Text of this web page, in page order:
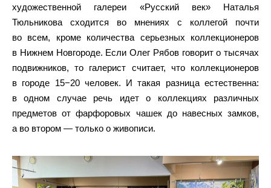
художественной галереи «Русский век» Наталья
Тюльникова сходится во мнениях с коллегой почти
во всем, кроме количества серьезных коллекционеров
в Нижнем Новгороде. Если Олег Рябов говорит о тысячах
подвижников, то галерист считает, что коллекционеров
в городе 15−20 человек. И такая разница естественна:
в одном случае речь идет о коллекциях различных
предметов от фарфоровых чашек до навесных замков,
а во втором — только о живописи.